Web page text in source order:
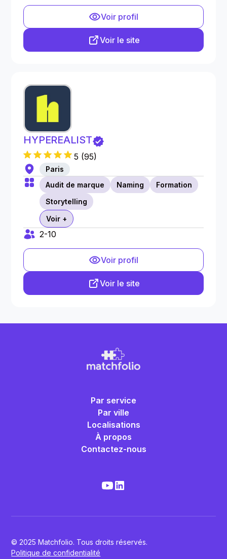
Voir profil
Voir le site
HYPEREALIST
5 (95)
Paris
Audit de marque
Naming
Formation
Storytelling
Voir +
2-10
Voir profil
Voir le site
Par service
Par ville
Localisations
À propos
Contactez-nous
© 2025 Matchfolio. Tous droits réservés.
Politique de confidentialité